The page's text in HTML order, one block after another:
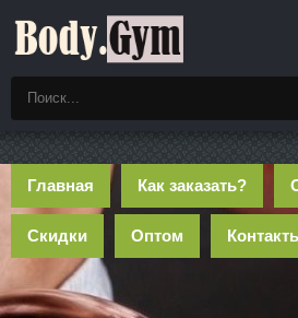
Главная Как заказать?
Скидки Оптом